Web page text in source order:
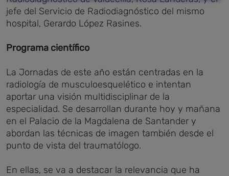
jefe del Servicio de Radiodiagnóstico del mismo
hospital, Gerardo López Rasines.
Programa científico
La Jornadas de este año están centradas en la
radiología de musculoesquelético e intentan
aportar una visión multidisciplinar de la
especialidad. Se desarrollan durante hoy y mañana
en el Palacio de la Magdalena de Santander y
abordan las técnicas de imagen también desde el
punto de vista del traumatólogo.
En ellas, se va a destacar la relevancia que ha